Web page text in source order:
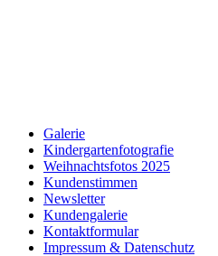
Galerie
Kindergartenfotografie
Weihnachtsfotos 2025
Kundenstimmen
Newsletter
Kundengalerie
Kontaktformular
Impressum & Datenschutz